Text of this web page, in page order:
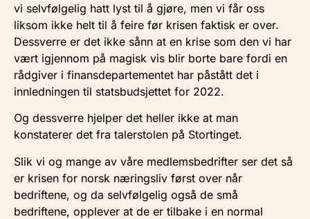
vi selvfølgelig hatt lyst til å gjøre, men vi får oss
liksom ikke helt til å feire før krisen faktisk er over.
Dessverre er det ikke sånn at en krise som den vi har
vært igjennom på magisk vis blir borte bare fordi en
rådgiver i finansdepartementet har påstått det i
innledningen til statsbudsjettet for 2022.
Og dessverre hjelper det heller ikke at man
konstaterer det fra talerstolen på Stortinget.
Slik vi og mange av våre medlemsbedrifter ser det så
er krisen for norsk næringsliv først over når
bedriftene, og da selvfølgelig også de små
bedriftene, opplever at de er tilbake i en normal